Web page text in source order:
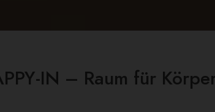
IN – Raum für